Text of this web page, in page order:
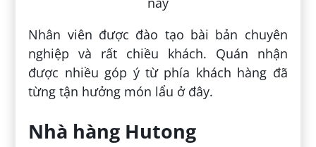
Nhân viên được đào tạo bài bản chuyên
nghiệp và rất chiều khách. Quán nhận
được nhiều góp ý từ phía khách hàng đã
từng tận hưởng món lẩu ở đây.
Nhà hàng Hutong